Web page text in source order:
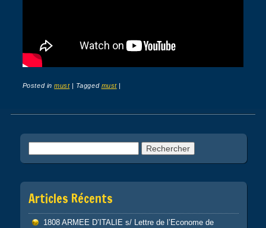
Posted inmust | Tagged must |
Post navigation
Articles Récents
1808 ARMEE D’ITALIE s/ Lettre de l’Econome de